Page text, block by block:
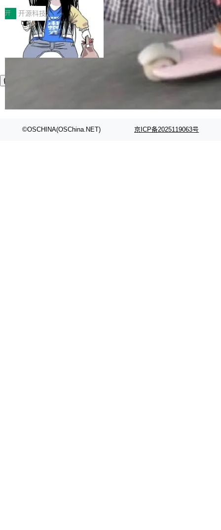
始，Token使用一目...
yals（Gemini 联合负责人，AlphaSta...
骤、编写代码。不挑模型、不挑平台，curl 一行
装完即用。 开源地址：Gitee · GitCode · GitHu
b 安装 支持 Java 8+（8~26）、macOS / Linu
x / Windows / Harmony PC。 # macOS / Linu
x / Harmony PC curl -fsSL https://solon.noea
代码仓技术解析
程实践中，代码仓是企业核心知识资产的主要载
体。企业级代码仓库通常包含数十万乃至数百万
个文件，其规模远超单次模型调用可承载的上下
文窗口。随着项目规模的持续扩张与代码历史的
不断累积，代码仓中的模块关系、接口契约、业
务逻辑等关键信息往往分散于数十乃至数百个文
件之中，形成高度复杂的知识关联网络。传统的
理解大规模代码仓时面临显著"代码仓理解"瓶
开 开源科技
©OSCHINA(OSChina.NET) 京ICP备2025119063号